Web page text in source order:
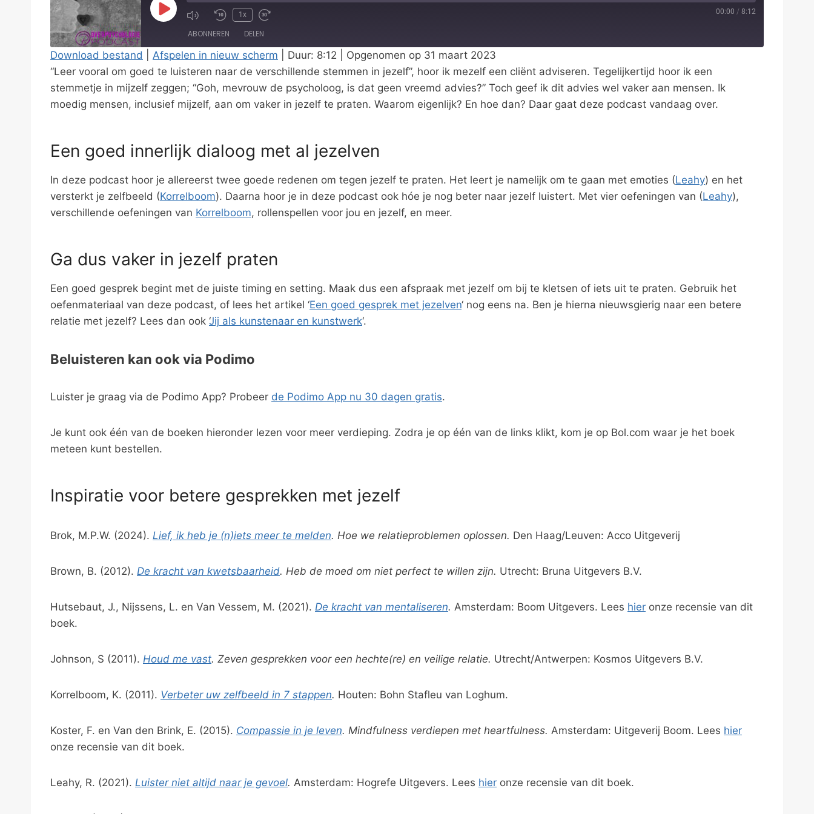
P
a
y
E
p
o
e
1x 00:00 / 8:12
ABONNEREN DELEN
RSS FEED
DELEN
LINK
Download bestand Afspelen in nieuw scherm Duur: 8:12
Opgenomen op 31 maart 2023
“Leer vooral om goed te luisteren naar de verschillende stemmen in jezelf”, hoor ik mezelf een cliënt adviseren. Tegelijkertijd hoor ik een
stemmetje in mijzelf zeggen; “Goh, mevrouw de psycholoog, is dat geen vreemd advies?” Toch geef ik dit advies wel vaker aan mensen. Ik
moedig mensen, inclusief mijzelf, aan om vaker in jezelf te praten. Waarom eigenlijk? En hoe dan? Daar gaat deze podcast vandaag over.
Een goed innerlijk dialoog met al jezelven
In deze podcast hoor je allereerst twee goede redenen om tegen jezelf te praten. Het leert je namelijk om te gaan met emoties (Leahy) en het
versterkt je zelfbeeld (Korrelboom). Daarna hoor je in deze podcast ook hóe je nog beter naar jezelf luistert. Met vier oefeningen van (Leahy),
verschillende oefeningen van Korrelboom, rollenspellen voor jou en jezelf, en meer.
Ga dus vaker in jezelf praten
Een goed gesprek begint met de juiste timing en setting. Maak dus een afspraak met jezelf om bij te kletsen of iets uit te praten. Gebruik het
oefenmateriaal van deze podcast, of lees het artikel ‘Een goed gesprek met jezelven‘ nog eens na. Ben je hierna nieuwsgierig naar een betere
relatie met jezelf? Lees dan ook ‘ Jij als kunstenaar en kunstwerk‘.
Beluisteren kan ook via Podimo
Luister je graag via de Podimo App? Probeer de Podimo App nu 30 dagen gratis.
Je kunt ook één van de boeken hieronder lezen voor meer verdieping. Zodra je op één van de links klikt, kom je op Bol.com waar je het boek
meteen kunt bestellen.
Inspiratie voor betere gesprekken met jezelf
Brok, M.P.W. (2024). Lief, ik heb je (n)iets meer te melden. Hoe we relatieproblemen oplossen. Den Haag/Leuven: Acco Uitgeverij
Brown, B. (2012). De kracht van kwetsbaarheid. Heb de moed om niet perfect te willen zijn. Utrecht: Bruna Uitgevers B.V.
Hutsebaut, J., Nijssens, L. en Van Vessem, M. (2021). De kracht van mentaliseren. Amsterdam: Boom Uitgevers. Lees hier onze recensie van dit
boek.
Johnson, S (2011). Houd me vast. Zeven gesprekken voor een hechte(re) en veilige relatie. Utrecht/Antwerpen: Kosmos Uitgevers B.V.
Korrelboom, K. (2011). Verbeter uw zelfbeeld in 7 stappen. Houten: Bohn Stafleu van Loghum.
Koster, F. en Van den Brink, E. (2015). Compassie in je leven. Mindfulness verdiepen met heartfulness. Amsterdam: Uitgeverij Boom. Lees hier
onze recensie van dit boek.
Leahy, R. (2021). Luister niet altijd naar je gevoel. Amsterdam: Hogrefe Uitgevers. Lees hier onze recensie van dit boek.